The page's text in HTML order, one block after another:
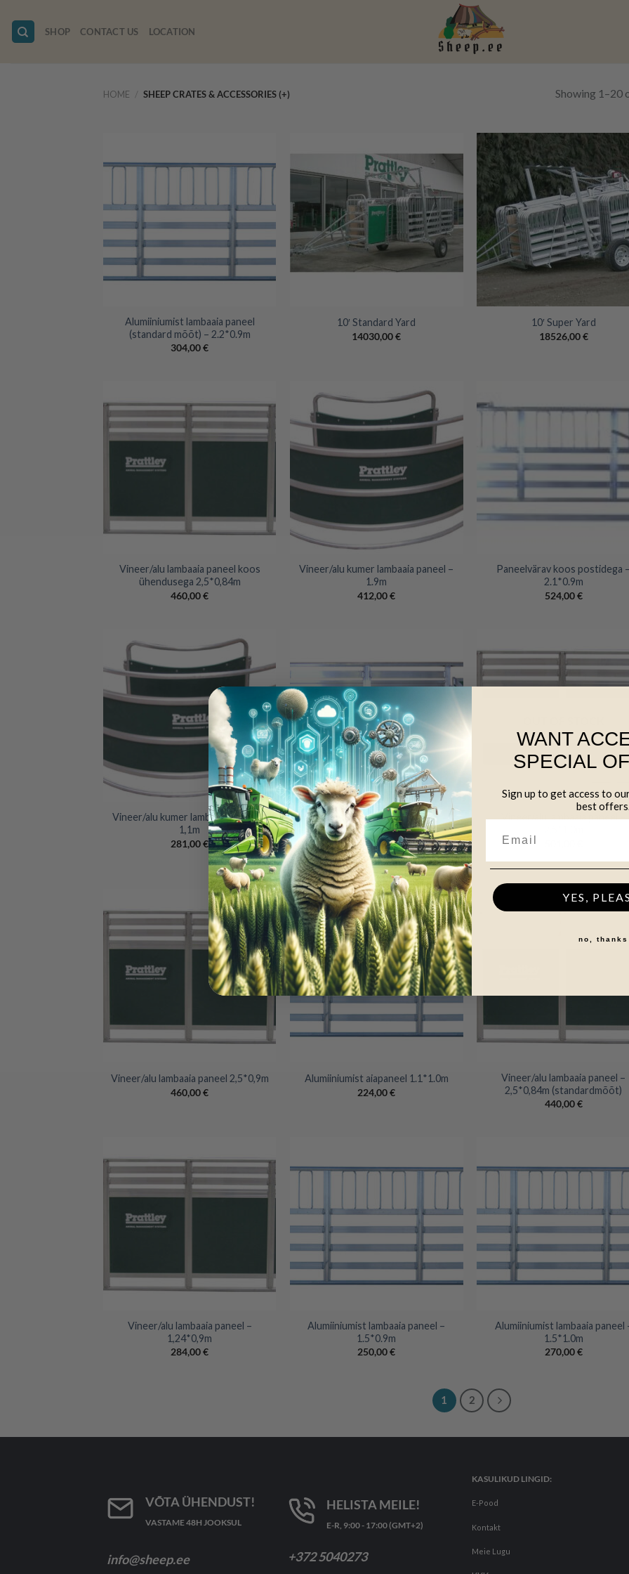
content
SHOP CONTACT US LOCATION
HOME / SHEEP CRATES & ACCESSORIES (+) Showing 1–20
Alumiiniumist lambaaia paneel
(standard mõõt) – 2.2*0.9m
304,00€
10′ Standard Yard
14030,00€
10′ Super Yard
18526,00€
Vineer/alu lambaaia paneel koos
ühendusega 2,5*0,84m
460,00€
+
Vineer/alu kumer lambaaia paneel –
1.9m
412,00€
Paneelvärav koos postidega –
2.1*0.9m
524,00€
+
Vineer/alu kumer lambaaia paneel –
1,1m
281,00€
+
Viineer/alu lambaaia paneel,
väravaga (paremakäeline) –
2,5*0,9m
635,00€
Vineer/alu lambaaia paneel –
Vineer/alu lambaaia paneel 2,5*0,9m
460,00€
Alumiiniumist aiapaneel 1.1*1.0m
224,00€
Vineer/alu lambaaia paneel –
2,5*0,84m (standardmõõt)
440,00€
Vineer/alu lambaaia paneel –
1,24*0,9m
284,00€
Alumiiniumist lambaaia paneel –
1.5*0.9m
250,00€
Alumiiniumist lambaaia paneel
1.5*1.0m
270,00€
1 2
VÕTA ÜHENDUST!
VASTAME 48H JOOKSUL
info@sheep.ee
HELISTA MEILE!
E-R, 9:00 - 17:00 (GMT+2)
+372 5040273
KASULIKUD LINGID:
E-Pood
Kontakt
Meie Lugu
WANT
SPECIAL
Sign up to get access to
best
YES,
no, thanks